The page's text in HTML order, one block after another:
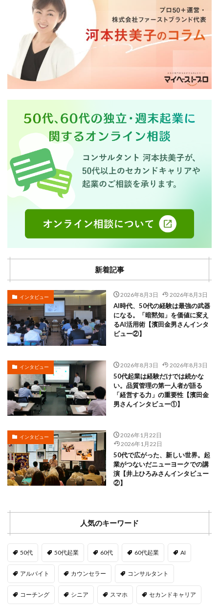
新着記事
インタビュー 2026年8月3日 2026年8月3日
AI時代、50代の経験は最強の武器
になる。「暗黙知」を価値に変え
るAI活用術【濱田金男さんインタ
ビュー②】
インタビュー 2026年8月3日 2026年8月3日
50代起業は経験だけでは続かな
い。品質管理の第一人者が語る
「経営する力」の重要性【濱田金
男さんインタビュー①】
インタビュー
2026年1月22日
2026年1月22日
50代で広がった、新しい世界。起
業がつないだニューヨークでの講
演【井上ひろみさんインタビュー
②】
人気のキーワード
50代 50代起業 60代 60代起業 AI
アルバイト カウンセラー コンサルタント
コーチング シニア スマホ セカンドキャリア